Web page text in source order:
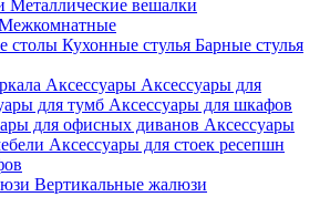
Металлические вешалки
столы Кухонные стулья Барные стулья
Аксессуары Аксессуары для
для тумб Аксессуары для шкафов
для офисных диванов Аксессуары
Аксессуары для стоек ресепшн
Вертикальные жалюзи